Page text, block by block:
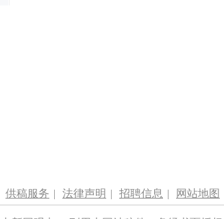
供稿服务 | 法律声明 | 招聘信息 | 网站地图